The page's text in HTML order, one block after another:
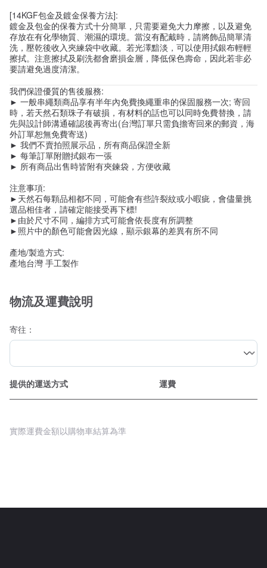
[14KGF包金及鍍金保養方法]:
鍍金及包金的保養方式十分簡單，只需要避免大力摩擦，以及避免
存放在有化學物質、潮濕的環境。當沒有配戴時，請將飾品簡單清
洗，壓乾後收入夾練袋中收藏。若光澤黯淡，可以使用拭銀布輕輕
擦拭。注意擦拭及刷洗都會磨損金層，降低保色壽命，因此若非必
要請避免過度清潔。
我們保證優質的售後服務:
► 一般串繩類商品享有半年內免費換繩重串的保固服務一次; 寄回
時，若天然石類珠子有破損，有材料的話也可以同時免費替換，請
先與設計師溝通確認後再寄出(台灣訂單只需負擔寄回來的郵資，海
外訂單恕無免費寄送)
► 我們不賣拍照展示品，所有商品保證全新
► 每筆訂單附贈拭銀布一張
► 所有商品出售時皆附有夾鍊袋，方便收藏
注意事項:
►天然石每顆品相都不同，可能會有些許裂紋或小暇疵，會儘量挑
選品相佳者，請確定能接受再下標!
►由於尺寸不同，編排方式可能會依長度有所調整
►照片中的顏色可能會因光線，顯示銀幕的差異有所不同
產地/製造方式:
產地台灣 手工製作
物流及運費說明
寄往：
提供的運送方式 運費
實際運費金額以購物車結算為準